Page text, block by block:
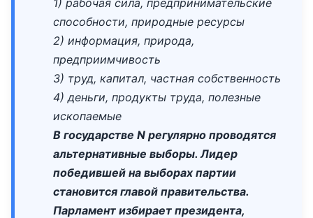
1) рабочая сила, предпринимательские
способности, природные ресурсы
2) информация, природа,
предприимчивость
3) труд, капитал, частная собственность
4) деньги, продукты труда, полезные
ископаемые
В государстве N регулярно проводятся
альтернативные выборы. Лидер
победившей на выборах партии
становится главой правительства.
Парламент избирает президента,